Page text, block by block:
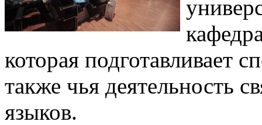
которая подготавливает
также чья деятельность
языков.